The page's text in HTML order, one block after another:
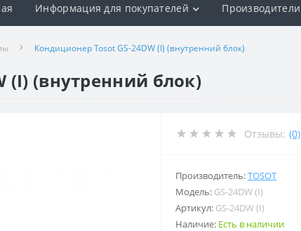
Информация для покупателей Производители
Кондиционер Tosot GS-24DW (I) (внутренний блок)
(I) (внутренний блок)
Отзывы: (0)
Производитель:TOSOT
Модель: GS-24DW (I)
Артикул: GS-24DW (I)
Наличие: Есть в наличии